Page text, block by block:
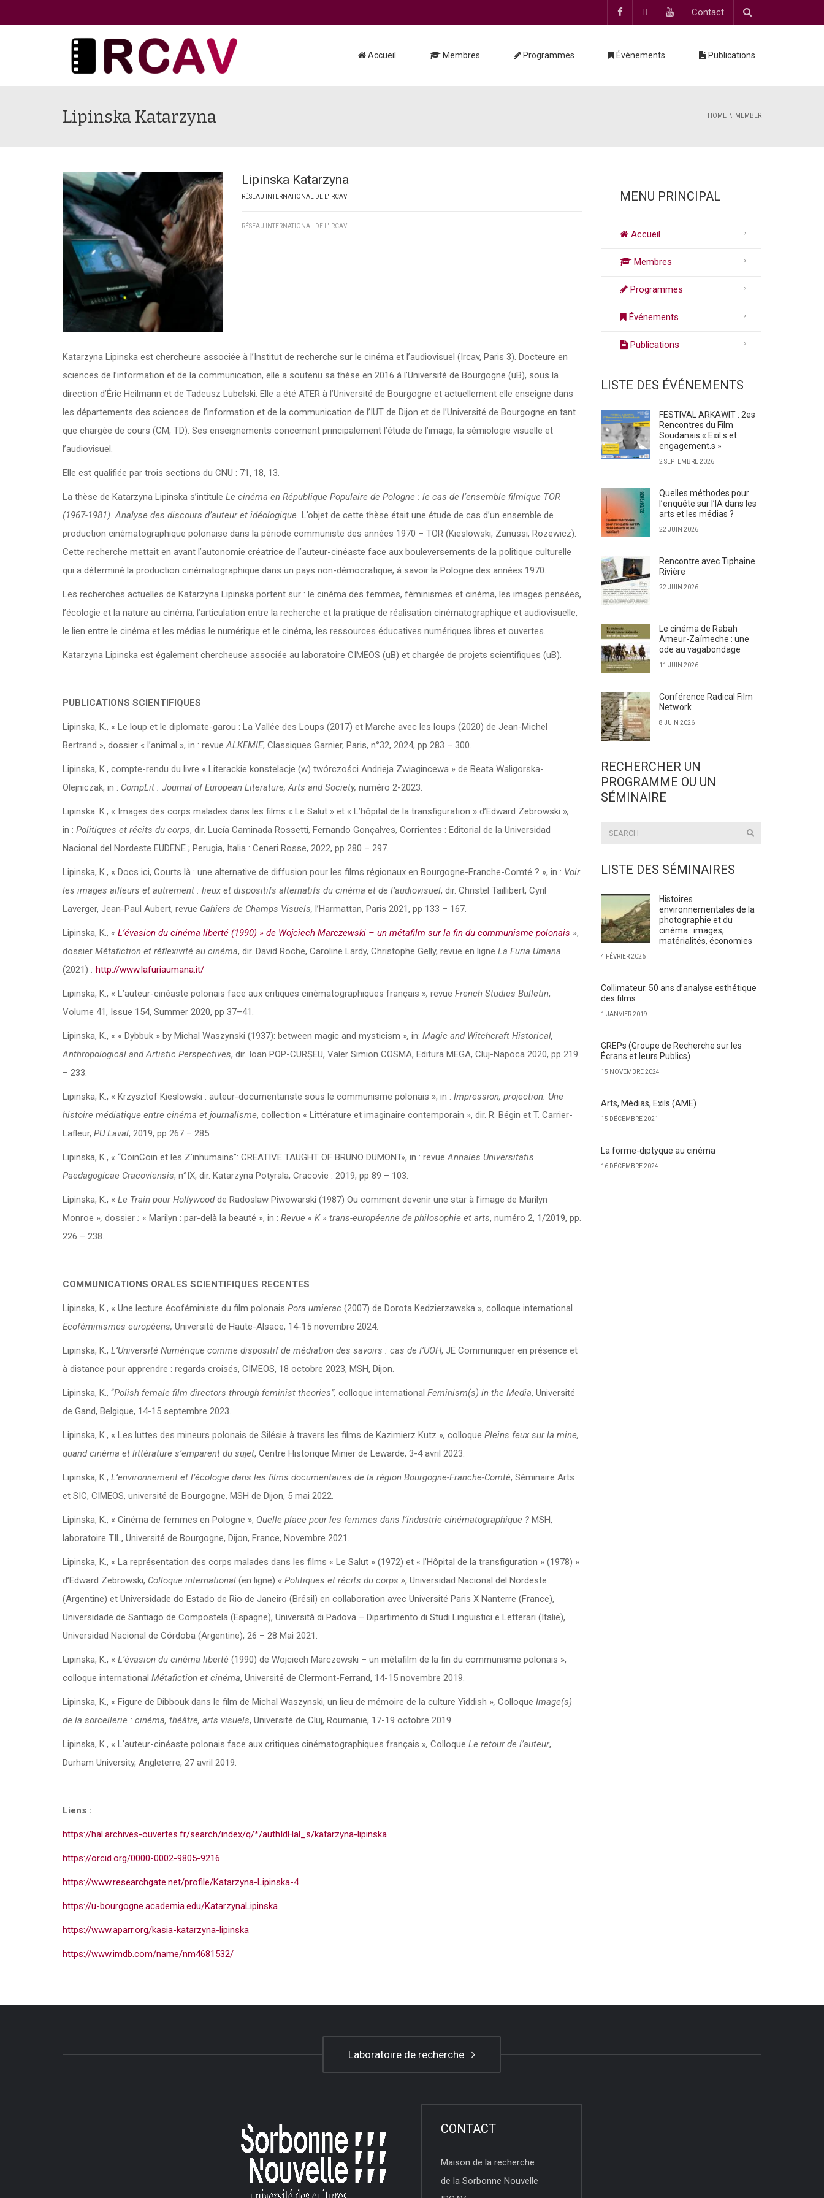
Contact
Accueil Membres Programmes Événements Publications
Lipinska Katarzyna HOME MEMBER
Lipinska Katarzyna
RÉSEAU INTERNATIONAL DE L'IRCAV
RÉSEAU INTERNATIONAL DE L'IRCAV
Katarzyna Lipinska est chercheure associée à l’Institut de recherche sur le cinéma et l’audiovisuel (Ircav, Paris 3). Docteure en
sciences de l’information et de la communication, elle a soutenu sa thèse en 2016 à l’Université de Bourgogne (uB), sous la
direction d’Éric Heilmann et de Tadeusz Lubelski. Elle a été ATER à l’Université de Bourgogne et actuellement elle enseigne dans
les départements des sciences de l’information et de la communication de l’IUT de Dijon et de l’Université de Bourgogne en tant
que chargée de cours (CM, TD). Ses enseignements concernent principalement l’étude de l’image, la sémiologie visuelle et
l’audiovisuel.
Elle est qualifiée par trois sections du CNU : 71, 18, 13.
La thèse de Katarzyna Lipinska s’intitule Le cinéma en République Populaire de Pologne : le cas de l’ensemble filmique TOR
(1967-1981). Analyse des discours d’auteur et idéologique. L’objet de cette thèse était une étude de cas d’un ensemble de
production cinématographique polonaise dans la période communiste des années 1970 – TOR (Kieslowski, Zanussi, Rozewicz).
Cette recherche mettait en avant l’autonomie créatrice de l’auteur-cinéaste face aux bouleversements de la politique culturelle
qui a déterminé la production cinématographique dans un pays non-démocratique, à savoir la Pologne des années 1970.
Les recherches actuelles de Katarzyna Lipinska portent sur : le cinéma des femmes, féminismes et cinéma, les images pensées,
l’écologie et la nature au cinéma, l’articulation entre la recherche et la pratique de réalisation cinématographique et audiovisuelle,
le lien entre le cinéma et les médias le numérique et le cinéma, les ressources éducatives numériques libres et ouvertes.
Katarzyna Lipinska est également chercheuse associée au laboratoire CIMEOS (uB) et chargée de projets scientifiques (uB).
PUBLICATIONS SCIENTIFIQUES
Lipinska, K., « Le loup et le diplomate-garou : La Vallée des Loups (2017) et Marche avec les loups (2020) de Jean-Michel
Bertrand », dossier « l’animal », in : revueALKEMIE, Classiques Garnier, Paris, n°32, 2024, pp 283 – 300.
Lipinska, K., compte-rendu du livre « Literackie konstelacje (w) twórczości Andrieja Zwiagincewa » de Beata Waligorska-
Olejniczak, in : CompLit : Journal of European Literature, Arts and Society, numéro 2-2023.
Lipinska. K., « Images des corps malades dans les films « Le Salut » et « L’hôpital de la transfiguration » d’Edward Zebrowski »,
in : Politiques et récits du corps, dir. Lucía Caminada Rossetti, Fernando Gonçalves, Corrientes : Editorial de la Universidad
Nacional del Nordeste EUDENE ; Perugia, Italia : Ceneri Rosse, 2022, pp 280 – 297.
Lipinska, K., « Docs ici, Courts là : une alternative de diffusion pour les films régionaux en Bourgogne-Franche-Comté ? », in : Voir
les images ailleurs et autrement : lieux et dispositifs alternatifs du cinéma et de l’audiovisuel, dir. Christel Taillibert, Cyril
Laverger, Jean-Paul Aubert, revue Cahiers de Champs Visuels, l’Harmattan, Paris 2021, pp 133 – 167.
Lipinska, K., « L’évasion du cinéma liberté (1990) » de Wojciech Marczewski – un métafilm sur la fin du communisme polonais »,
dossier Métafiction et réflexivité au cinéma, dir. David Roche, Caroline Lardy, Christophe Gelly, revue en ligne La Furia Umana
(2021) : http://www.lafuriaumana.it/
Lipinska, K., « L’auteur-cinéaste polonais face aux critiques cinématographiques français », revue French Studies Bulletin,
Volume 41, Issue 154, Summer 2020, pp 37–41.
Lipinska, K., « « Dybbuk » by Michal Waszynski (1937): between magic and mysticism », in: Magic and Witchcraft Historical,
Anthropological and Artistic Perspectives, dir. Ioan POP-CURȘEU, Valer Simion COSMA, Editura MEGA, Cluj-Napoca 2020, pp 219
– 233.
Lipinska, K., « Krzysztof Kieslowski : auteur-documentariste sous le communisme polonais », in : Impression, projection. Une
histoire médiatique entre cinéma et journalisme, collection « Littérature et imaginaire contemporain », dir. R. Bégin et T. Carrier-
Lafleur, PU Laval, 2019, pp 267 – 285.
Lipinska, K., « “CoinCoin et les Z’inhumains”: CREATIVE TAUGHT OF BRUNO DUMONT», in : revueAnnales Universitatis
Paedagogicae Cracoviensis, n°IX, dir. Katarzyna Potyrala, Cracovie : 2019, pp 89 – 103.
Lipinska, K., « Le Train pour Hollywoodde Radoslaw Piwowarski (1987) Ou comment devenir une star à l’image de Marilyn
Monroe », dossier : « Marilyn : par-delà la beauté », in : Revue « K » trans-européenne de philosophie et arts, numéro 2, 1/2019, pp.
226 – 238.
COMMUNICATIONS ORALES SCIENTIFIQUES RECENTES
Lipinska, K., « Une lecture écoféministe du film polonais Pora umierac (2007) de Dorota Kedzierzawska », colloque international
Ecoféminismes européens, Université de Haute-Alsace, 14-15 novembre 2024.
Lipinska, K., L’Université Numérique comme dispositif de médiation des savoirs : cas de l’UOH, JE Communiquer en présence et
à distance pour apprendre : regards croisés, CIMEOS, 18 octobre 2023, MSH, Dijon.
Lipinska, K., “Polish female film directors through feminist theories”, colloque international Feminism(s) in the Media, Université
de Gand, Belgique, 14-15 septembre 2023.
Lipinska, K., « Les luttes des mineurs polonais de Silésie à travers les films de Kazimierz Kutz », colloque Pleins feux sur la mine,
quand cinéma et littérature s’emparent du sujet, Centre Historique Minier de Lewarde, 3-4 avril 2023.
Lipinska, K., L’environnement et l’écologie dans les films documentaires de la région Bourgogne-Franche-Comté, Séminaire Arts
et SIC, CIMEOS, université de Bourgogne, MSH de Dijon, 5 mai 2022.
Lipinska, K., « Cinéma de femmes en Pologne », Quelle place pour les femmes dans l’industrie cinématographique ? MSH,
laboratoire TIL, Université de Bourgogne, Dijon, France, Novembre 2021.
Lipinska, K., « La représentation des corps malades dans les films « Le Salut » (1972) et « l’Hôpital de la transfiguration » (1978) »
d’Edward Zebrowski, Colloque international (en ligne) « Politiques et récits du corps », Universidad Nacional del Nordeste
(Argentine) et Universidade do Estado de Rio de Janeiro (Brésil) en collaboration avec Université Paris X Nanterre (France),
Universidade de Santiago de Compostela (Espagne), Università di Padova – Dipartimento di Studi Linguistici e Letterari (Italie),
Universidad Nacional de Córdoba (Argentine), 26 – 28 Mai 2021.
Lipinska, K., « L’évasion du cinéma liberté (1990) de Wojciech Marczewski – un métafilm de la fin du communisme polonais »,
colloque international Métafiction et cinéma, Université de Clermont-Ferrand, 14-15 novembre 2019.
Lipinska, K., « Figure de Dibbouk dans le film de Michal Waszynski, un lieu de mémoire de la culture Yiddish », Colloque Image(s)
de la sorcellerie : cinéma, théâtre, arts visuels, Université de Cluj, Roumanie, 17-19 octobre 2019.
Lipinska, K., « L’auteur-cinéaste polonais face aux critiques cinématographiques français », Colloque Le retour de l’auteur,
Durham University, Angleterre, 27 avril 2019.
Liens :
https://hal.archives-ouvertes.fr/search/index/q/*/authIdHal_s/katarzyna-lipinska
https://orcid.org/0000-0002-9805-9216
https://www.researchgate.net/profile/Katarzyna-Lipinska-4
https://u-bourgogne.academia.edu/KatarzynaLipinska
https://www.aparr.org/kasia-katarzyna-lipinska
https://www.imdb.com/name/nm4681532/
MENU PRINCIPAL
Accueil
Membres
Programmes
Événements
Publications
LISTE DES ÉVÉNEMENTS
FESTIVAL ARKAWIT : 2es
Rencontres du Film
Soudanais « Exil.s et
engagement.s »
2 SEPTEMBRE 2026
Quelles méthodes pour
l’enquête sur l’IA dans les
arts et les médias ?
22 JUIN 2026
Rencontre avec Tiphaine
Rivière
22 JUIN 2026
Le cinéma de Rabah
Ameur-Zaïmeche : une
ode au vagabondage
11 JUIN 2026
Conférence Radical Film
Network
8 JUIN 2026
RECHERCHER UN
PROGRAMME OU UN
SÉMINAIRE
LISTE DES SÉMINAIRES
Histoires
environnementales de la
photographie et du
cinéma : images,
matérialités, économies
4 FÉVRIER 2026
Collimateur. 50 ans d’analyse esthétique
des films
1 JANVIER 2019
GREPs (Groupe de Recherche sur les
Écrans et leurs Publics)
15 NOVEMBRE 2024
Arts, Médias, Exils (AME)
15 DÉCEMBRE 2021
La forme-diptyque au cinéma
16 DÉCEMBRE 2024
Laboratoire de recherche
CONTACT
Maison de la recherche
de la Sorbonne Nouvelle